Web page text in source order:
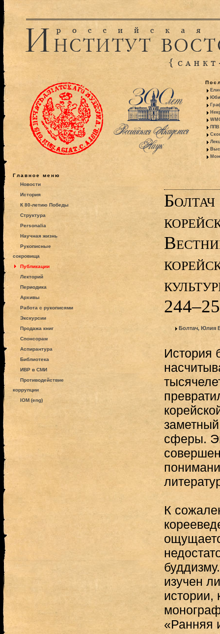
ППВ
Главное меню
Новости
История
К 80-летию Победы
Структура
Personalia
Научная жизнь
Рукописные
сокровища
Публикации
Лекторий
Периодика
Архивы
Работа с рукописями
Экскурсии
Продажа книг
Спонсорам
Аспирантура
Библиотека
ИВР в СМИ
Противодействие
коррупции
IOM (eng)
Болтач, Юлия
История
сферы.
К
изучен
истории,
«Ранняя